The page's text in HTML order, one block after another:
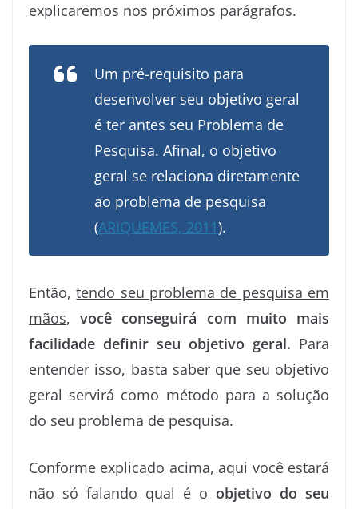
explicaremos nos próximos parágrafos.
Um pré-requisito para
desenvolver seu objetivo geral
é ter antes seu Problema de
Pesquisa. Afinal, o objetivo
geral se relaciona diretamente
ao problema de pesquisa
(ARIQUEMES, 2011).
Então,tendo seu problema de pesquisa em
mãos,você conseguirá com muito mais
facilidade definir seu objetivo geral. Para
entender isso, basta saber que seu objetivo
geral servirá como método para a solução
do seu problema de pesquisa.
Conforme explicado acima, aqui você estará
não só falando qual é o objetivo do seu